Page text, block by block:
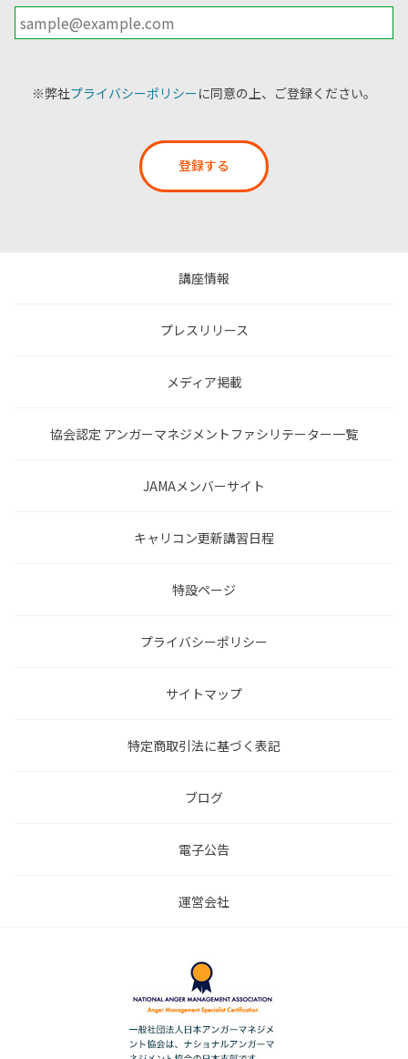
※弊社プライバシーポリシーに同意の上、ご登録ください。
登録する
講座情報
プレスリリース
メディア掲載
協会認定 アンガーマネジメントファシリテーター一覧
JAMAメンバーサイト
キャリコン更新講習日程
特設ページ
プライバシーポリシー
サイトマップ
特定商取引法に基づく表記
ブログ
電子公告
運営会社